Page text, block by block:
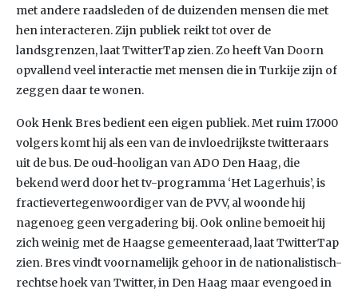
met andere raadsleden of de duizenden mensen die met
hen interacteren. Zijn publiek reikt tot over de
landsgrenzen, laat TwitterTap zien. Zo heeft Van Doorn
opvallend veel interactie met mensen die in Turkije zijn of
zeggen daar te wonen.
Ook Henk Bres bedient een eigen publiek. Met ruim 17.000
volgers komt hij als een van de invloedrijkste twitteraars
uit de bus. De oud-hooligan van ADO Den Haag, die
bekend werd door het tv-programma ‘Het Lagerhuis’, is
fractievertegenwoordiger van de PVV, al woonde hij
nagenoeg geen vergadering bij. Ook online bemoeit hij
zich weinig met de Haagse gemeenteraad, laat TwitterTap
zien. Bres vindt voornamelijk gehoor in de nationalistisch-
rechtse hoek van Twitter, in Den Haag maar evengoed in